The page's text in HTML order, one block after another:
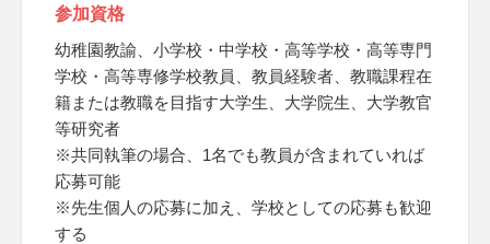
参加資格
幼稚園教諭、小学校・中学校・高等学校・高等専門
学校・高等専修学校教員、教員経験者、教職課程在
籍または教職を目指す大学生、大学院生、大学教官
等研究者
※共同執筆の場合、1名でも教員が含まれていれば
応募可能
※先生個人の応募に加え、学校としての応募も歓迎
する